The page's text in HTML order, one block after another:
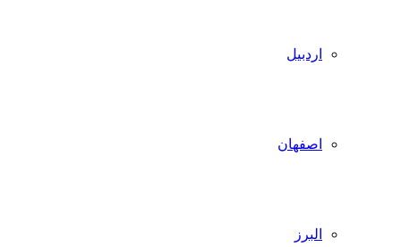
اردبیل
اصفهان
البرز